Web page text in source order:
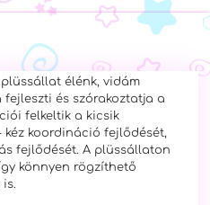
élénk, vidám
és szórakoztatja a
felkeltik a kicsik
kéz koordináció fejlődését,
fejlődését. A plüssállaton
könnyen rögzíthető